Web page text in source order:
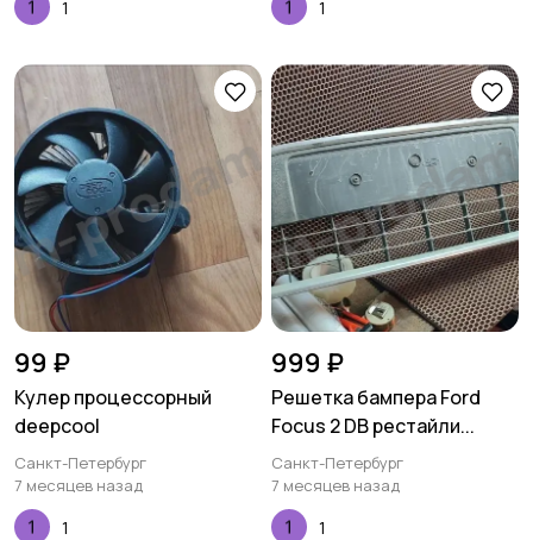
1 1
99 ₽
Кулер процеccорный
deepcool
Санкт-Петербург
7 месяцев назад
1
999 ₽
Решетка бампера Ford
Focus 2 DB рестайли...
Санкт-Петербург
7 месяцев назад
1